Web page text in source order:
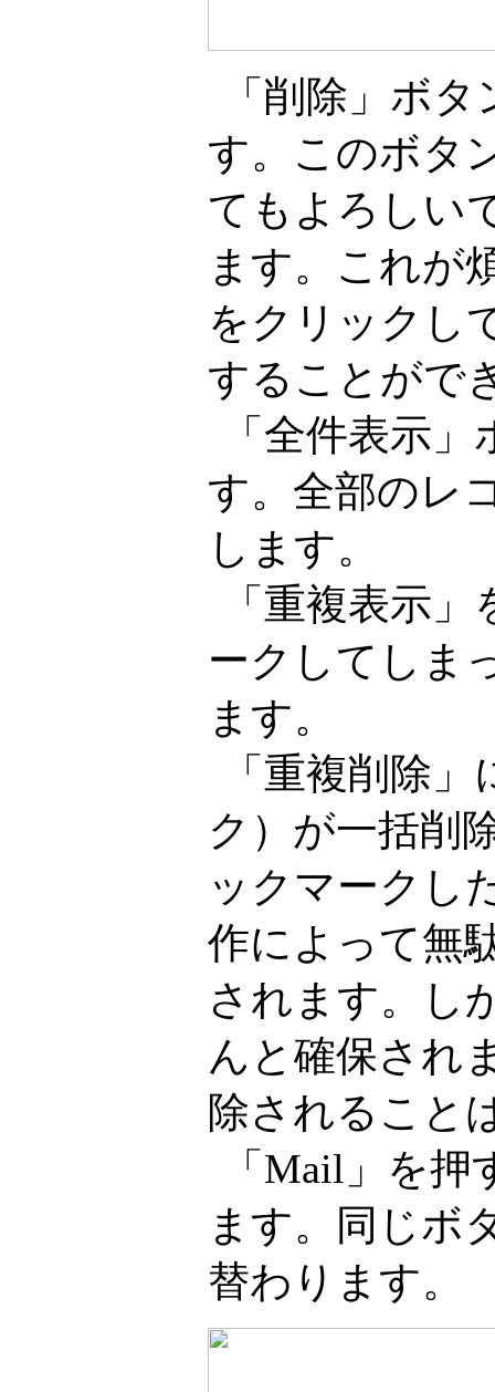
「削除」ボ
す。このボタ
てもよろしい
ます。これが
をクリックし
することがで
「全件表示
す。全部のレ
します。
「重複表示
ークしてしま
ます。
「重複削除
ク）が一括削
ックマークし
作によって無
されます。し
んと確保され
除されること
「Mail」を
ます。同じボ
替わります。